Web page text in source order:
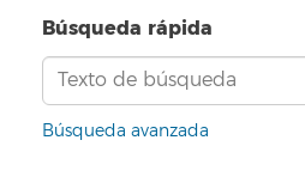
Búsqueda rápida
Búsqueda avanzada